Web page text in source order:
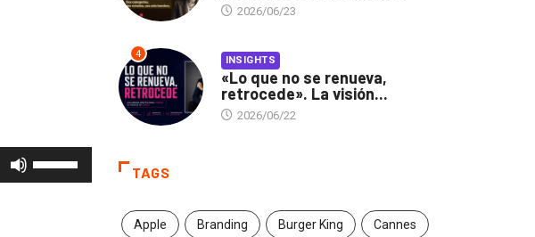
2026/06/23
4 INSIGHTS
«Lo que no se renueva,
retrocede». La visión...
2026/06/22
TAGS
Apple Branding Burger King Cannes